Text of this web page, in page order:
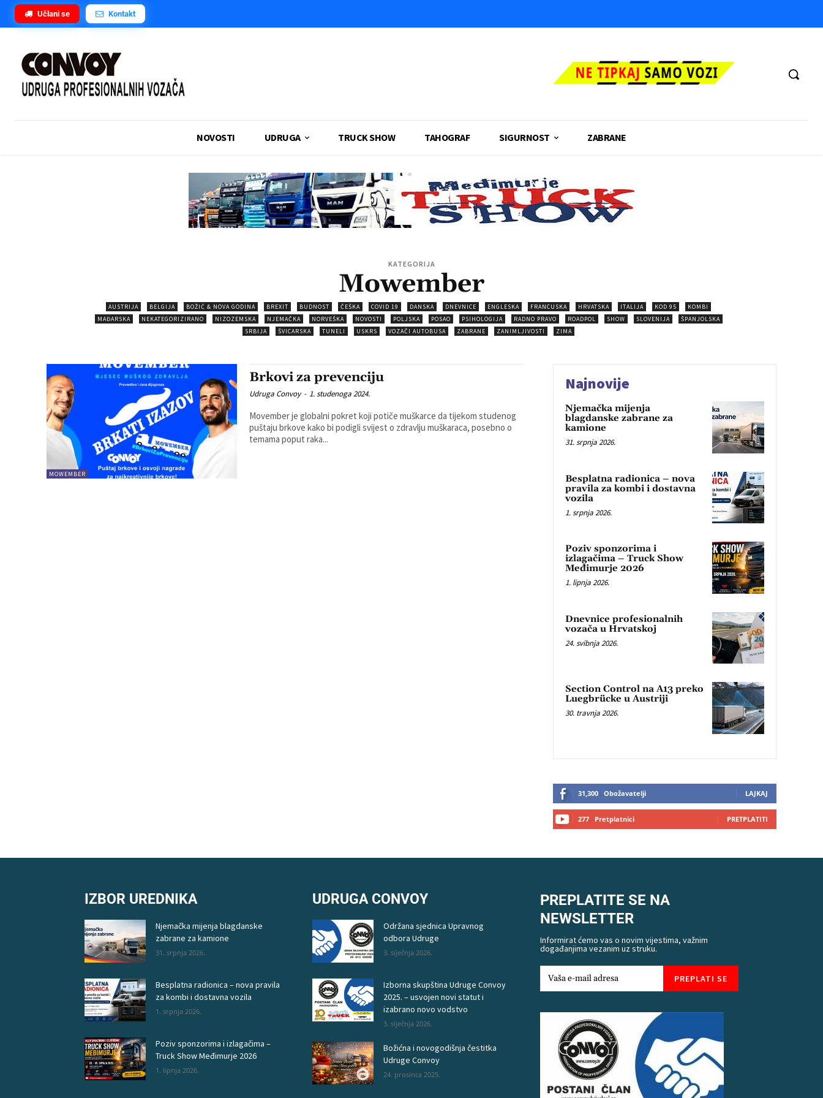
Učlani se Kontakt
NOVOSTI UDRUGA TRUCK SHOW TAHOGRAF SIGURNOST ZABRANE
KATEGORIJA
Mowember
AUSTRIJA BELGIJA BOŽIĆ & NOVA GODINA BREXIT BUDNOST ČEŠKA COVID 19 DANSKA DNEVNICE ENGLESKA FRANCUSKA HRVATSKA ITALIJA KOD 95
KOMBI
MAĐARSKA
NEKATEGORIZIRANO NIZOZEMSKA NJEMAČKA NORVEŠKA NOVOSTI POLJSKA POSAO PSIHOLOGIJA RADNO PRAVO ROADPOL SHOW SLOVENIJA
ŠPANJOLSKA
SRBIJA
ŠVICARSKA TUNELI USKRS VOZAČI AUTOBUSA ZABRANE ZANIMLJIVOSTI ZIMA
MOWEMBER
Brkovi za prevenciju
Udruga Convoy - 1. studenoga 2024.
Movember je globalni pokret koji potiče muškarce da tijekom studenog
puštaju brkove kako bi podigli svijest o zdravlju muškaraca, posebno o
temama poput raka...
Najnovije
Njemačka mijenja
blagdanske zabrane za
kamione
31. srpnja 2026.
Besplatna radionica – nova
pravila za kombi i dostavna
vozila
1. srpnja 2026.
Poziv sponzorima i
izlagačima – Truck Show
Međimurje 2026
1. lipnja 2026.
Dnevnice profesionalnih
vozača u Hrvatskoj
24. svibnja 2026.
Section Control na A13 preko
Luegbrücke u Austriji
30. travnja 2026.
31,300 Obožavatelji LAJKAJ
277 Pretplatnici PRETPLATITI
IZBOR UREDNIKA
Njemačka mijenja blagdanske
zabrane za kamione
31. srpnja 2026.
Besplatna radionica – nova pravila
za kombi i dostavna vozila
1. srpnja 2026.
Poziv sponzorima i izlagačima –
Truck Show Međimurje 2026
1. lipnja 2026.
UDRUGA CONVOY
Održana sjednica Upravnog
odbora Udruge
3. siječnja 2026.
Izborna skupština Udruge Convoy
2025. – usvojen novi statut i
izabrano novo vodstvo
3. siječnja 2026.
Božićna i novogodišnja čestitka
Udruge Convoy
24. prosinca 2025.
PREPLATITE SE NA
NEWSLETTER
Informirat ćemo vas o novim vijestima, važnim
događanjima vezanim uz struku.
PREPLATI SE